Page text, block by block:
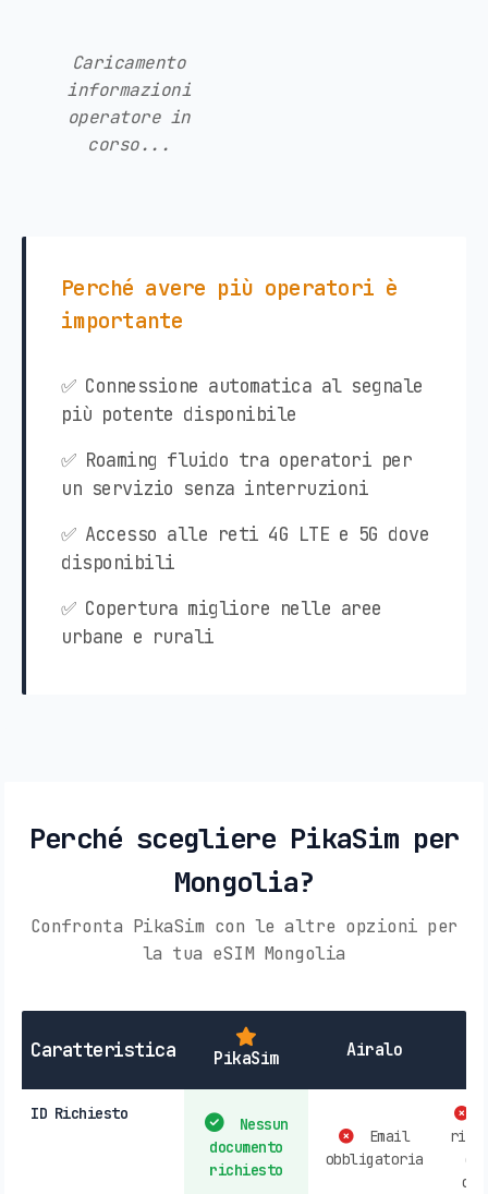
Caricamento
informazioni
operatore in
corso...
Perché avere più operatori è
importante
✅ Connessione automatica al segnale
più potente disponibile
✅ Roaming fluido tra operatori per
un servizio senza interruzioni
✅ Accesso alle reti 4G LTE e 5G dove
disponibili
✅ Copertura migliore nelle aree
urbane e rurali
Perché scegliere PikaSim per
Mongolia?
Confronta PikaSim con le altre opzioni per
la tua eSIM Mongolia
Caratteristica PikaSim Airalo
ID Richiesto
Nessun
documento
richiesto
Email
obbligatoria